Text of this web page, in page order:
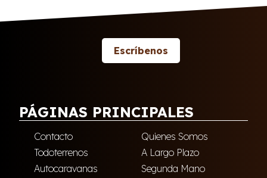
Escríbenos
PÁGINAS PRINCIPALES
Contacto
Quienes Somos
Todoterrenos
A Largo Plazo
Autocaravanas
Segunda Mano